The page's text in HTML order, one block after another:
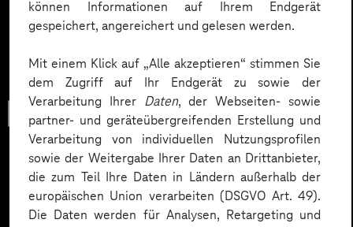
können Informationen auf Ihrem Endgerät
gespeichert, angereichert und gelesen werden.
Mit einem Klick auf „Alle akzeptieren“ stimmen Sie
dem Zugriff auf Ihr Endgerät zu sowie der
Verarbeitung Ihrer Daten, der Webseiten- sowie
partner- und geräteübergreifenden Erstellung und
Verarbeitung von individuellen Nutzungsprofilen
sowie der Weitergabe Ihrer Daten an Drittanbieter,
die zum Teil Ihre Daten in Ländern außerhalb der
europäischen Union verarbeiten (DSGVO Art. 49).
Die Daten werden für Analysen, Retargeting und
Trend-Porträt
Mit KI die Gesundheit von